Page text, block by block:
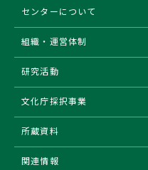
センターについて
組織・運営体制
研究活動
文化庁採択事業
所蔵資料
関連情報